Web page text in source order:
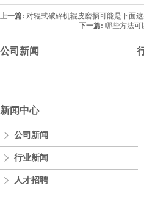
上一篇: 对辊式破碎机辊皮磨损可能是下面
下一篇: 哪些方法可
公司新闻
新闻中心
公司新闻
行业新闻
人才招聘